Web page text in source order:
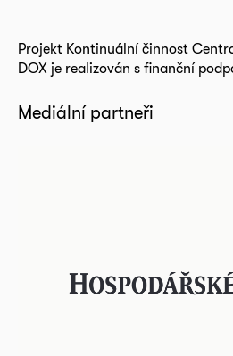
Projekt Kontinuální činnost
DOX je realizován s finanční
Mediální partneři